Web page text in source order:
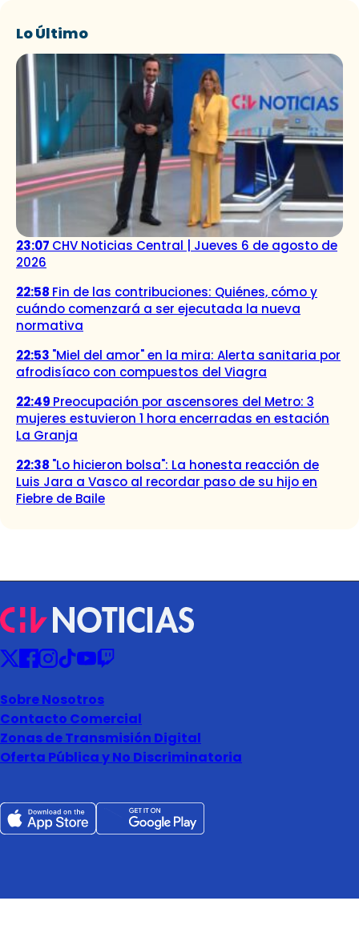
Lo Último
23:07 CHV Noticias Central | Jueves 6 de agosto de
2026
22:58 Fin de las contribuciones: Quiénes, cómo y
cuándo comenzará a ser ejecutada la nueva
normativa
22:53 "Miel del amor" en la mira: Alerta sanitaria por
afrodisíaco con compuestos del Viagra
22:49 Preocupación por ascensores del Metro: 3
mujeres estuvieron 1 hora encerradas en estación
La Granja
22:38 "Lo hicieron bolsa": La honesta reacción de
Luis Jara a Vasco al recordar paso de su hijo en
Fiebre de Baile
Sobre Nosotros
Contacto Comercial
Zonas de Transmisión Digital
Oferta Pública y No Discriminatoria